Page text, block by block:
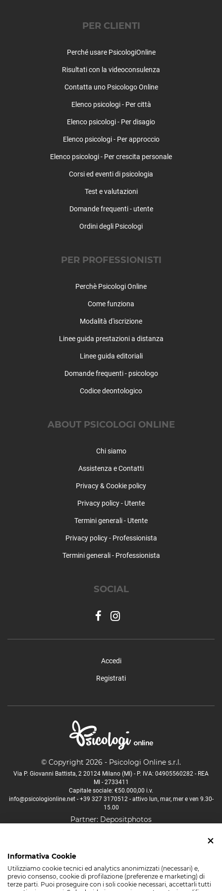
PER CLIENTI
Perché usare PsicologiOnline
Risultati con la videoconsulenza
Contatta uno Psicologo Online
Elenco psicologi - Per città
Elenco psicologi - Per disagio
Elenco psicologi - Per approccio
Elenco psicologi - Per crescita personale
Corsi ed eventi di psicologia
Test e valutazioni
Domande frequenti - utente
Ordini degli Psicologi
PER PROFESSIONISTI
Perchè Psicologi Online
Come funziona
Modalità d'iscrizione
Linee guida prestazioni a distanza
Linee guida editoriali
Domande frequenti - psicologo
Codice deontologico
ABOUT PSICOLOGI ONLINE
Chi siamo
Assistenza e Contatti
Privacy & Cookie policy
Privacy policy - Utente
Termini generali - Utente
Privacy policy - Professionista
Termini generali - Professionista
SOCIAL
Accedi
Registrati
© Copyright 2026 - Psicologi Online s.r.l.
Via P. Giovanni Battista, 2 20124 Milano (MI) - P. IVA: 04905560282 - REA
MI - 2733411
Capitale sociale: €50.000,00 i.v.
info@psicologionline.net- +39 327 3170512- attivo lun, mar, mer e ven 9.30-
15.00
Partner: Depositphotos
Psicologo Lucca
Psicologo Padova
Psicologo Palermo
Psicologo Roma
Psicologo Torino
Psicologo Trento Psicologo Venezia
Informativa Cookie
Utilizziamo cookie tecnici ed analytics anonimizzati (necessari) e,
previo consenso, cookie di profilazione (preferenze e marketing) di
terze parti. Puoi proseguire con i soli cookie necessari, accettarli tutti